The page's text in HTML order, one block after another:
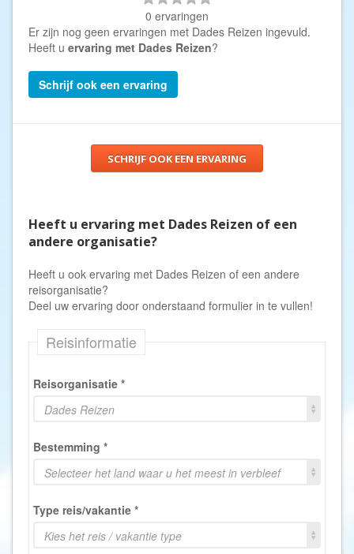
0 ervaringen
Er zijn nog geen ervaringen met Dades Reizen ingevuld.
Heeft u ervaring met Dades Reizen?
Schrijf ook een ervaring
SCHRIJF OOK EEN ERVARING
Heeft u ervaring met Dades Reizen of een
andere organisatie?
Heeft u ook ervaring met Dades Reizen of een andere
reisorganisatie?
Deel uw ervaring door onderstaand formulier in te vullen!
Reisinformatie
Reisorganisatie *
Dades Reizen
Bestemming *
Selecteer het land waar u het meest in verbleef
Type reis/vakantie *
Kies het reis / vakantie type